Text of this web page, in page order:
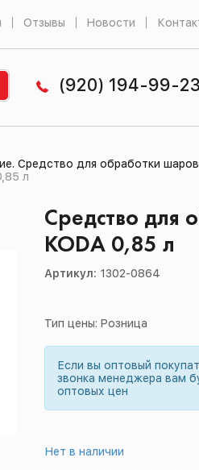
Отзывы Новости
(920) 194-99-23
Средство для обработки шаров
л
Средство для
KODA 0,85 л
Артикул: 1302-0864
Тип цены: Розница
Если вы оптовый
звонка менеджера вам
оптовых цен
Нет в наличии